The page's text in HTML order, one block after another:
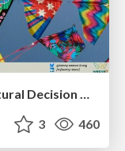
3 460